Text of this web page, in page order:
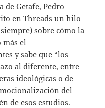
de Getafe, Pedro
en Threads un hilo
sobre cómo la
más el
y sabe que “los
al diferente, entre
ideológicas o de
del
de esos estudios.